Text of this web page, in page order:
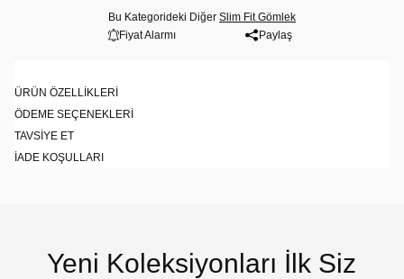
Bu Kategorideki Diğer Slim Fit Gömlek
Fiyat Alarmı
Paylaş
ÜRÜN ÖZELLIKLERI
ÖDEME SEÇENEKLERI
TAVSIYE ET
İADE KOŞULLARI
Yeni Koleksiyonları İlk Siz